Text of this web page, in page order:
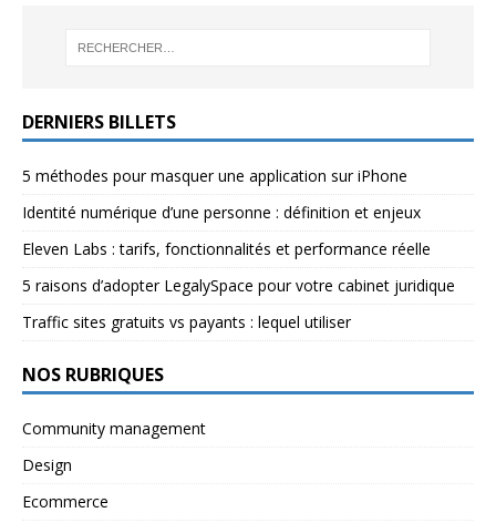
DERNIERS BILLETS
5 méthodes pour masquer une application sur iPhone
Identité numérique d’une personne : définition et enjeux
Eleven Labs : tarifs, fonctionnalités et performance réelle
5 raisons d’adopter LegalySpace pour votre cabinet juridique
Traffic sites gratuits vs payants : lequel utiliser
NOS RUBRIQUES
Community management
Design
Ecommerce